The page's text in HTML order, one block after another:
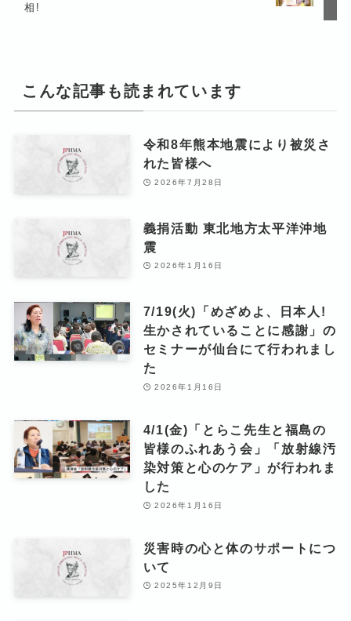
相!
こんな記事も読まれています
令和8年熊本地震により被災さ
れた皆様へ
2026年7月28日
義捐活動 東北地方太平洋沖地
震
2026年1月16日
7/19(火)「めざめよ、日本人!
生かされていることに感謝」の
セミナーが仙台にて行われまし
た
2026年1月16日
4/1(金)「とらこ先生と福島の
皆様のふれあう会」「放射線汚
染対策と心のケア」が行われま
した
2026年1月16日
災害時の心と体のサポートにつ
いて
2025年12月9日